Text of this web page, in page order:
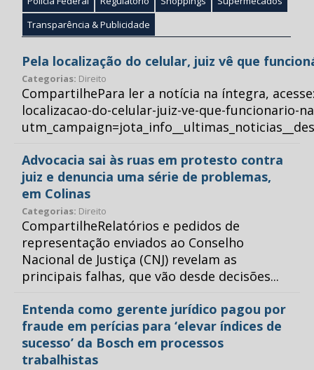
Transparência & Publicidade
Pela localização do celular, juiz vê que
Categorias: Direito
CompartilhePara ler a notícia na íntegra,
localizacao-do-celular-juiz-ve-que-funcionario-
Advocacia sai às ruas em protesto contra
juiz e denuncia uma série de problemas,
em Colinas
Categorias: Direito
CompartilheRelatórios e pedidos de
representação enviados ao Conselho
Nacional de Justiça (CNJ) revelam as
principais falhas, que vão desde decisões...
Entenda como gerente jurídico pagou por
fraude em perícias para ‘elevar índices de
sucesso’ da Bosch em processos
trabalhistas